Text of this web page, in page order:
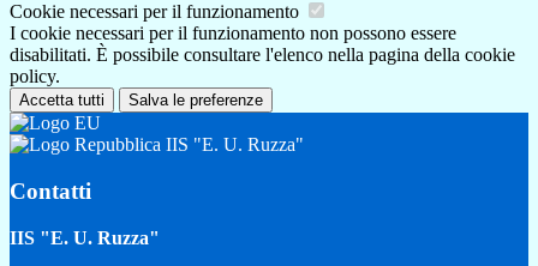
Cookie necessari per il funzionamento
I cookie necessari per il funzionamento non possono essere
disabilitati. È possibile consultare l'elenco nella pagina della cookie
policy.
Accetta tutti Salva le preferenze
IIS "E. U. Ruzza"
Contatti
IIS "E. U. Ruzza"